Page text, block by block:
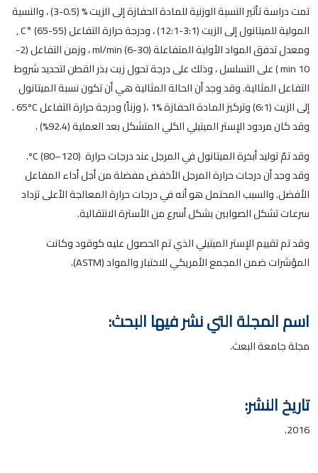
تمت دراسة تأثير النسبة الوزنية للمادة الحفازة إلى الزيت % (0.5-3) ، والنسبة
المولية للميتانول إلى الزيت (3:1-12:1) ، ودرجة حرارة التفاعل (55-65) °C ,
ومعدل تدفق المواد الأولية المتفاعلة ml/min (6-30) ، وزمن التفاعل (2-
10 min ) على التسلسل ، وذلك على درجة تحول زيت بذر القطن لتحديد شروط
التفاعل المثالية. وقد وجد أن الحالة المثالية هي أن تكون نسبة الميتانول
إلى الزيت (6:1) وتركيز المادة الحفازة %1 ،( وزناً) ودرجة حرارة التفاعل 65ºC .
وقد كان مردود الإستر الميتيلي الكلي المتشكل بعد العملية (92.4%) .
وقد تمّ توليد أبخرة الميتانول في المرجل عند درجات حرارة (ºC (80–120.
وقد وجد أن درجات حرارة المرجل الأخفض مفضلة من أجل أداء المفاعل
الأفضل. والسبب المحتمل هو أنه في درجات حرارة المعالجة الأعلى تزداد
سرعات تشكل الصوابين بشكل أسرع من الأسترة الانتقالية.
وقد تم تقييم الإستر الميتيلي الذي تم الحصول عليه كوقود وكانت
المؤشرات ضمن المجمع الأمريكي للاختبار والمواد (ASTM).
اسم المجلة التي نشر فيها البحث:
مجلة جامعة البعث.
تاريخ النشر:
2016.